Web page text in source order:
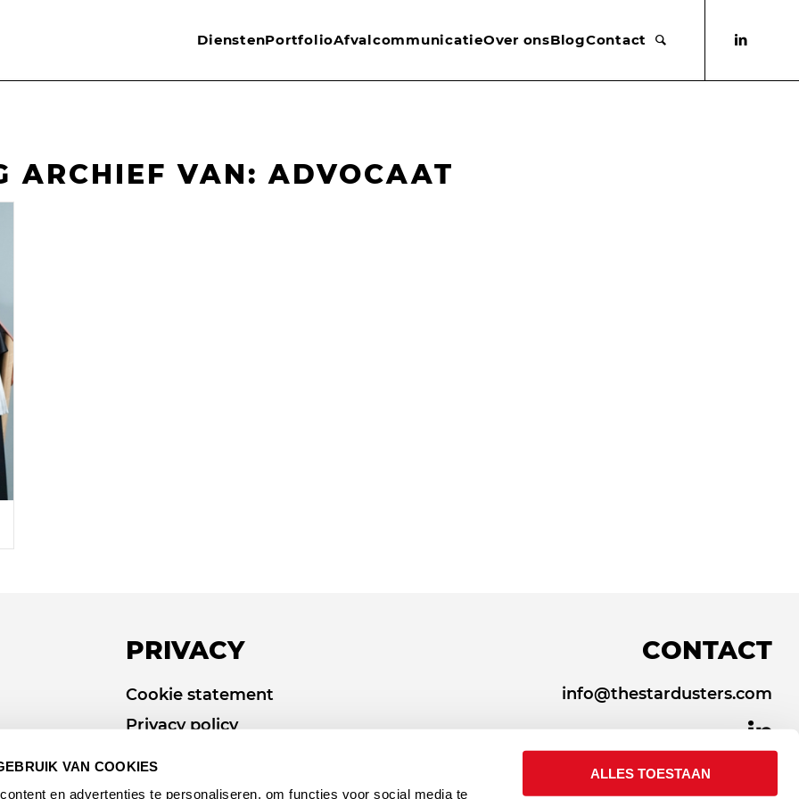
VAN COOKIES
en advertenties te personaliseren, om functies voor social media te
ALLES TOESTAAN
DienstenPortfolioAfvalcommunicatieOver onsBlogContact
ARCHIEF VAN:ADVOCAAT
PRIVACY
Cookie statement
Privacy policy
CONTACT
info@thestardusters.com